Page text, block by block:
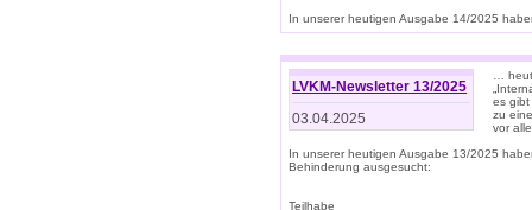
In unserer heutigen Ausgabe 14/2025
LVKM-Newsletter 13/2025
03.04.2025
…
es gibt
zu
vor
In unserer heutigen Ausgabe 13/2025
Behinderung ausgesucht:
Teilhabe